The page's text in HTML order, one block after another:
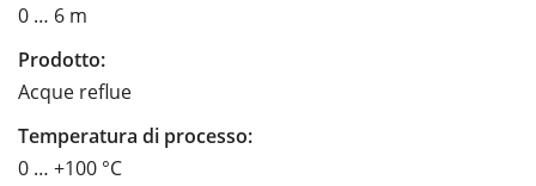
0 … 6 m
Prodotto:
Acque reflue
Temperatura di processo:
0 … +100 °C